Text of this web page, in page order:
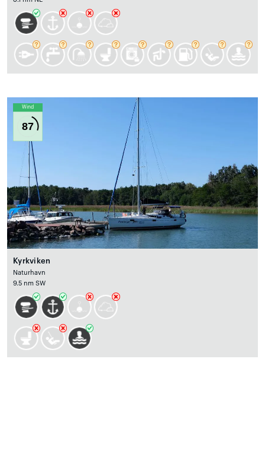
Wind
87
Kyrkviken
Naturhavn
9.5 nm SW